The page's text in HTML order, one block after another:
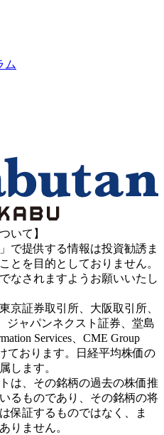
ム
いて】
で提供する情報は投資勧誘ま
とを目的としておりません。
なされますようお願いいたし
京証券取引所、大阪取引所、
ジャパンネクスト証券、堂島
Services、CME Group
ております。日経平均株価の
します。
は、その銘柄の過去の株価推
るものであり、その銘柄の将
保証するものではなく、ま
りません。